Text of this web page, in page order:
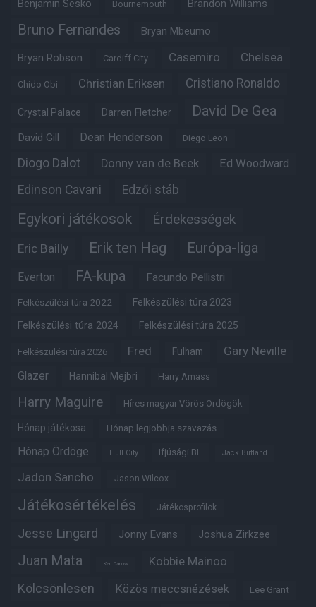
Benjamin Sesko Bournemouth Brandon Williams
Bruno Fernandes Bryan Mbeumo
Bryan Robson Cardiff City Casemiro Chelsea
Chido Obi Christian Eriksen Cristiano Ronaldo
Crystal Palace Darren Fletcher David De Gea
David Gill Dean Henderson Diego Leon
Diogo Dalot Donny van de Beek Ed Woodward
Edinson Cavani Edzői stáb
Egykori játékosok Érdekességek
Eric Bailly Erik ten Hag Európa-liga
Everton FA-kupa Facundo Pellistri
Felkészülési túra 2022 Felkészülési túra 2023
Felkészülési túra 2024 Felkészülési túra 2025
Felkészülési túra 2026 Fred Fulham Gary Neville
Glazer Hannibal Mejbri Harry Amass
Harry Maguire Híres magyar Vörös Ördögök
Hónap játékosa Hónap legjobbja szavazás
Hónap Ördöge Hull City Ifjúsági BL Jack Butland
Jadon Sancho Jason Wilcox
Játékosértékelés Játékosprofilok
Jesse Lingard Jonny Evans Joshua Zirkzee
Juan Mata Karl Darlow Kobbie Mainoo
Kölcsönlesen Közös meccsnézések Lee Grant